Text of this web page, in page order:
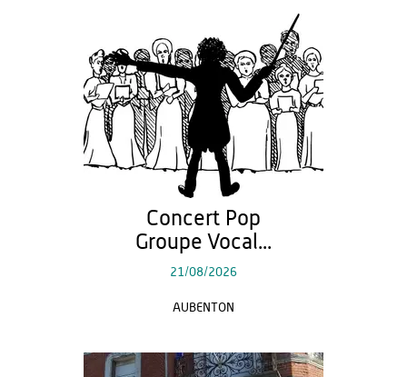
Concert Pop
Groupe Vocal...
21/08/2026
AUBENTON